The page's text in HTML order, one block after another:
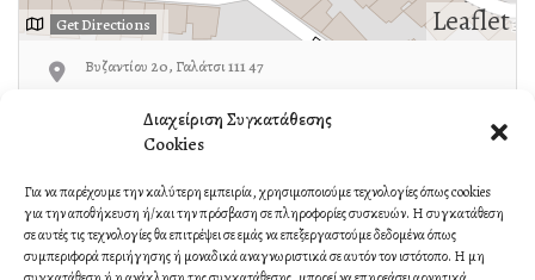
Διαχείριση Συγκατάθεσης
Cookies
Για να παρέχουμε την καλύτερη εμπειρία, χρησιμοποιούμε τεχνολογίες όπως cookies
για την αποθήκευση ή/και την πρόσβαση σε πληροφορίες συσκευών. Η συγκατάθεση
σε αυτές τις τεχνολογίες θα επιτρέψει σε εμάς να επεξεργαστούμε δεδομένα όπως
συμπεριφορά περιήγησης ή μοναδικά αναγνωριστικά σε αυτόν τον ιστότοπο. Η μη
Leaflet
Get Directions
Βυζαντίου 20, Γαλάτσι 111 47
Χαρισάκης:6972334170
Own or work here? Claim Now!